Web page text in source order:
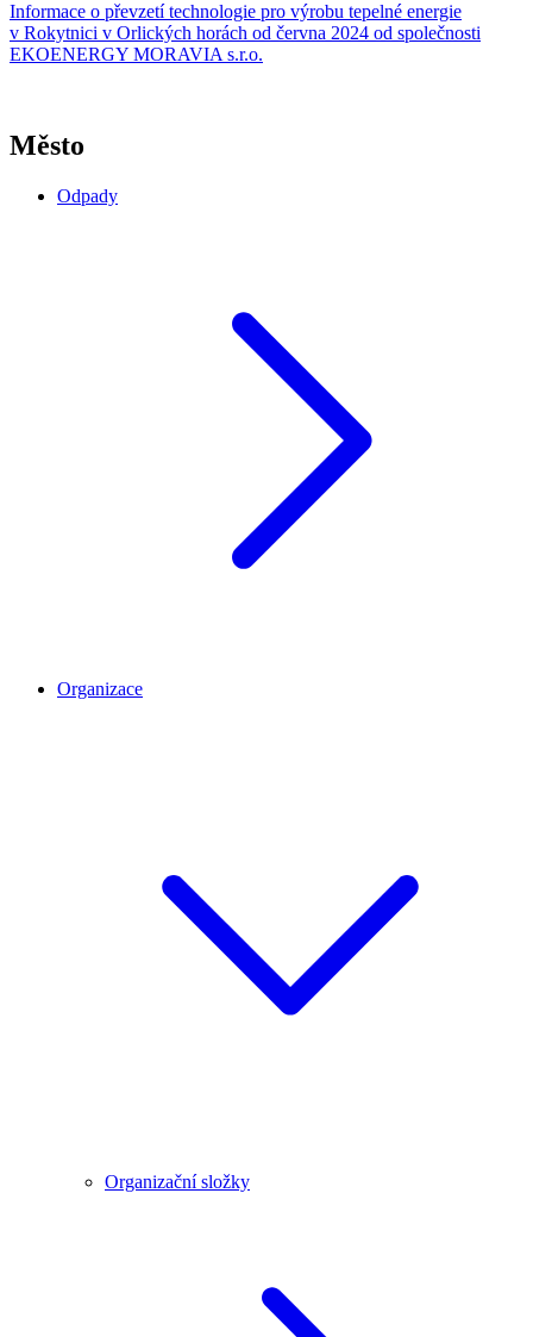
Informace o převzetí technologie pro výrobu tepelné energie
v Rokytnici v Orlických horách od června 2024 od společnosti
EKOENERGY MORAVIA s.r.o.
Město
Odpady
Organizace
Organizační složky